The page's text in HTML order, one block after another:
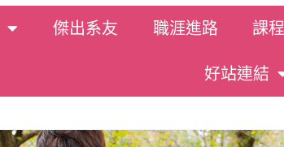
傑出系友 職涯進路 課
好站連結